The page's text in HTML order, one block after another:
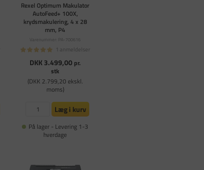
Rexel Optimum Makulator
AutoFeed+ 100X,
krydsmakulering, 4 x 28
mm, P4
Varenummer: PA-700616
1 anmeldelser
DKK 3.499,00 pr.
stk
(DKK 2.799,20 ekskl.
moms)
Læg i kurv
På lager - Levering 1-3
hverdage